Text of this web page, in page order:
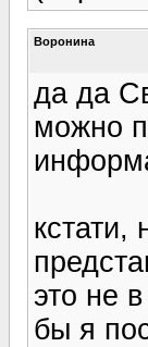
Воронина
да да
можно
кстати,
это не
бы я